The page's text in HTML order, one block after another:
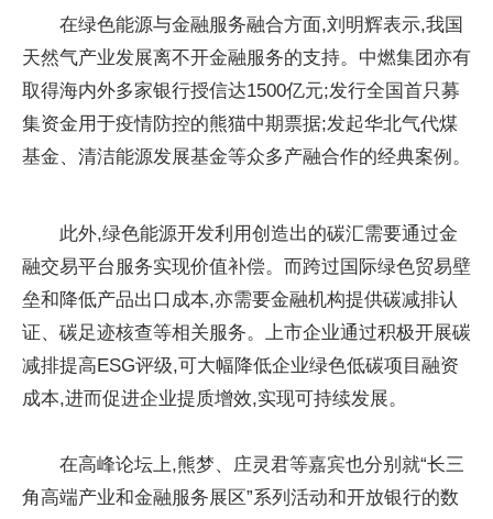
在绿色能源与金融服务融合方面,刘明辉表示,我国
天然气产业发展离不开金融服务的支持。中燃集团亦有
取得海内外多家银行授信达1500亿元;发行全国首只募
集资金用于疫情防控的熊猫中期票据;发起华北气代煤
基金、清洁能源发展基金等众多产融合作的经典案例。
此外,绿色能源开发利用创造出的碳汇需要通过金
融交易平台服务实现价值补偿。而跨过国际绿色贸易壁
垒和降低产品出口成本,亦需要金融机构提供碳减排认
证、碳足迹核查等相关服务。上市企业通过积极开展碳
减排提高ESG评级,可大幅降低企业绿色低碳项目融资
成本,进而促进企业提质增效,实现可持续发展。
在高峰论坛上,熊梦、庄灵君等嘉宾也分别就“长三
角高端产业和金融服务展区”系列活动和开放银行的数